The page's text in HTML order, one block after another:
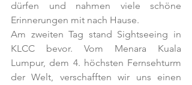
dürfen und nahmen viele schöne
Erinnerungen mit nach Hause.
Am zweiten Tag stand Sightseeing in
KLCC bevor. Vom Menara Kuala
Lumpur, dem 4. höchsten Fernsehturm
der Welt, verschafften wir uns einen